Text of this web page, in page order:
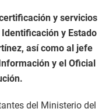
y servicios
y Estado
así como al jefe
y el Oficial
del Ministerio del